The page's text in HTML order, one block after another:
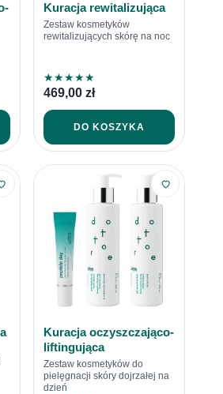
Kuracja rewitalizująca
Zestaw kosmetyków
rewitalizujących skórę na noc
★★★★★
469,00 zł
DO KOSZYKA
Kuracja oczyszczająco-
liftingująca
Zestaw kosmetyków do
pielęgnacji skóry dojrzałej na
dzień